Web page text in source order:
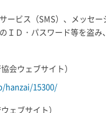
ービス（SMS）、メッセ
ＩＤ・パスワード等を盗
会ウェブサイト）
hanzai/15300/
ェブサイト）